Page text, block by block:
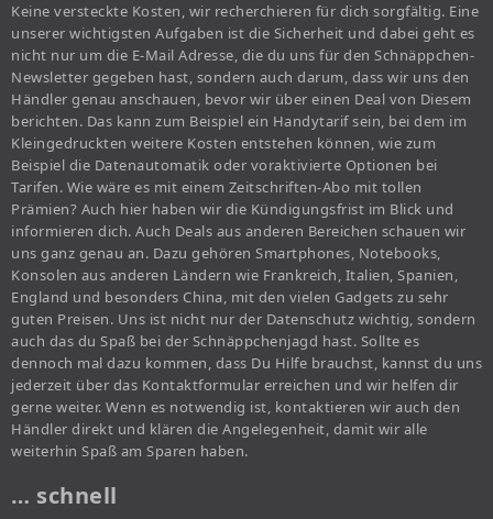
Keine versteckte Kosten, wir recherchieren für dich sorgfältig. Eine
unserer wichtigsten Aufgaben ist die Sicherheit und dabei geht es
nicht nur um die E-Mail Adresse, die du uns für den Schnäppchen-
Newsletter gegeben hast, sondern auch darum, dass wir uns den
Händler genau anschauen, bevor wir über einen Deal von Diesem
berichten. Das kann zum Beispiel ein Handytarif sein, bei dem im
Kleingedruckten weitere Kosten entstehen können, wie zum
Beispiel die Datenautomatik oder voraktivierte Optionen bei
Tarifen. Wie wäre es mit einem Zeitschriften-Abo mit tollen
Prämien? Auch hier haben wir die Kündigungsfrist im Blick und
informieren dich. Auch Deals aus anderen Bereichen schauen wir
uns ganz genau an. Dazu gehören Smartphones, Notebooks,
Konsolen aus anderen Ländern wie Frankreich, Italien, Spanien,
England und besonders China, mit den vielen Gadgets zu sehr
guten Preisen. Uns ist nicht nur der Datenschutz wichtig, sondern
auch das du Spaß bei der Schnäppchenjagd hast. Sollte es
dennoch mal dazu kommen, dass Du Hilfe brauchst, kannst du uns
jederzeit über das Kontaktformular erreichen und wir helfen dir
gerne weiter. Wenn es notwendig ist, kontaktieren wir auch den
Händler direkt und klären die Angelegenheit, damit wir alle
weiterhin Spaß am Sparen haben.
… schnell